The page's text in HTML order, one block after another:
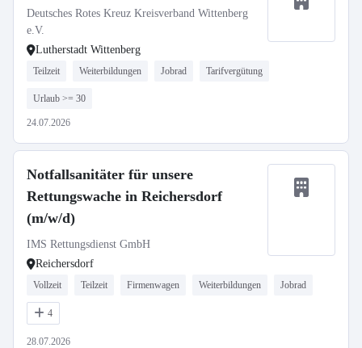
Deutsches Rotes Kreuz Kreisverband Wittenberg
e.V.
Lutherstadt Wittenberg
Teilzeit Weiterbildungen Jobrad Tarifvergütung
Urlaub >= 30
24.07.2026
Notfallsanitäter für unsere
Rettungswache in Reichersdorf
(m/w/d)
IMS Rettungsdienst GmbH
Reichersdorf
Vollzeit Teilzeit Firmenwagen Weiterbildungen Jobrad
4
28.07.2026